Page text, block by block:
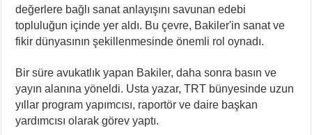
değerlere bağlı sanat anlayışını savunan edebi
topluluğun içinde yer aldı. Bu çevre, Bakiler'in sanat ve
fikir dünyasının şekillenmesinde önemli rol oynadı.
Bir süre avukatlık yapan Bakiler, daha sonra basın ve
yayın alanına yöneldi. Usta yazar, TRT bünyesinde uzun
yıllar program yapımcısı, raportör ve daire başkan
yardımcısı olarak görev yaptı.